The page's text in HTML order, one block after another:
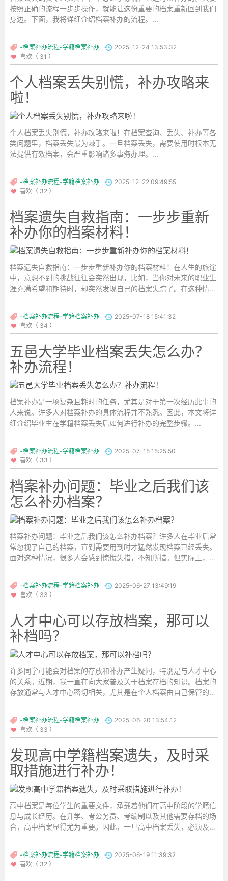
按照正确的流程一步步操作，就能让这份重要的档案重新回到我们
身边。下面，我将详细介绍档案补办的流程。...
-档案补办流程-学籍档案补办
2025-12-24 13:53:32
喜欢（ 31 ）
个人档案丢失别慌，补办攻略来
啦！
个人档案丢失别慌，补办攻略来啦！在档案查询、丢失、补办等各
类问题里，档案丢失最为棘手。一旦档案丢失，需要使用时根本无
法提供有效档案，会严重影响诸多事务办理。...
-档案补办流程-学籍档案补办
2025-12-22 09:49:55
喜欢（ 32 ）
档案遗失自救指南：一步步重新
补办你的档案材料！
档案遗失自救指南：一步步重新补办你的档案材料！在人生的旅途
中，意想不到的挑战往往会突然出现，比如，当你对未来的职业生
涯充满希望和期待时，却突然发现自己的档案失踪了。在这种情况
-档案补办流程-学籍档案补办
2025-07-18 15:41:32
喜欢（ 34 ）
五邑大学毕业档案丢失怎么办？
补办流程！
档案补办是一项复杂且耗时的任务，尤其是对于第一次经历此事的
人来说。许多人对档案补办的具体流程并不熟悉。因此，本文将详
细介绍毕业生在学籍档案丢失后如何进行补办的完整步骤。...
-档案补办流程-学籍档案补办
2025-07-15 15:25:50
喜欢（ 33 ）
档案补办问题：毕业之后我们该
怎么补办档案？
档案补办问题：毕业之后我们该怎么补办档案？许多人在毕业后常
常忽视了自己的档案，直到需要用到时才猛然发现档案已经丢失。
面对这种情况，很多人会感到惊慌失措，不知所措。但实际上，学
... -档案补办流程-学籍档案补办
2025-06-27 13:49:19
喜欢（ 33 ）
人才中心可以存放档案，那可以
补档吗？
许多同学可能会对档案的存放和补办产生疑问，特别是与人才中心
的关系。近期，我一直在向大家普及关于档案存档的知识。档案的
存放通常与人才中心密切相关，尤其是在个人档案由自己保管的情
-档案补办流程-学籍档案补办
2025-06-20 13:54:12
喜欢（ 33 ）
发现高中学籍档案遗失，及时采
取措施进行补办！
高中档案是每位学生的重要文件，承载着他们在高中阶段的学籍信
息与成长经历。在升学、考公务员、考编制以及其他需要存档的场
合，高中档案显得尤为重要。因此，一旦高中档案丢失，必须及时
-档案补办流程-学籍档案补办
2025-06-19 11:39:32
喜欢（ 32 ）